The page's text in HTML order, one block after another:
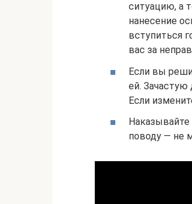
ситуацию, а
нанесение
вступиться
вас за
Если вы
ей.
Если
поводу — не